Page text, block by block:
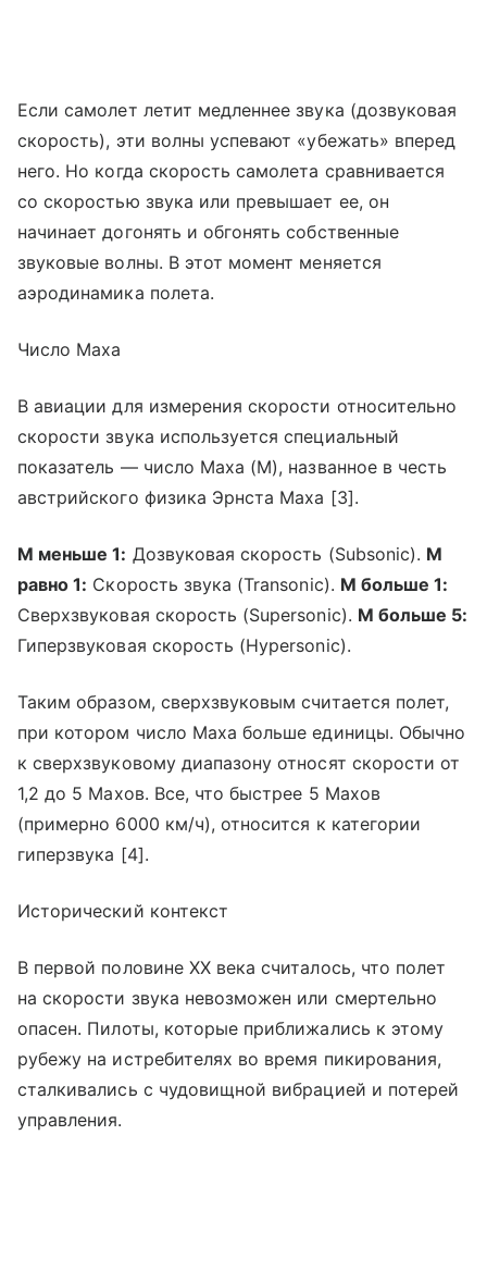
Если самолет летит медленнее звука (дозвуковая
скорость), эти волны успевают «убежать» вперед
него. Но когда скорость самолета сравнивается
со скоростью звука или превышает ее, он
начинает догонять и обгонять собственные
звуковые волны. В этот момент меняется
аэродинамика полета.
Число Маха
В авиации для измерения скорости относительно
скорости звука используется специальный
показатель — число Маха (M), названное в честь
австрийского физика Эрнста Маха [3].
М меньше 1: Дозвуковая скорость (Subsonic). М
равно 1: Скорость звука (Transonic). М больше 1:
Сверхзвуковая скорость (Supersonic). М больше 5:
Гиперзвуковая скорость (Hypersonic).
Таким образом, сверхзвуковым считается полет,
при котором число Маха больше единицы. Обычно
к сверхзвуковому диапазону относят скорости от
1,2 до 5 Махов. Все, что быстрее 5 Махов
(примерно 6000 км/ч), относится к категории
гиперзвука [4].
Исторический контекст
В первой половине XX века считалось, что полет
на скорости звука невозможен или смертельно
опасен. Пилоты, которые приближались к этому
рубежу на истребителях во время пикирования,
сталкивались с чудовищной вибрацией и потерей
управления.